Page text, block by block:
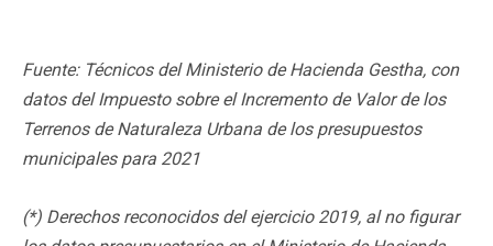
Fuente: Técnicos del Ministerio de Hacienda Gestha, con
datos del Impuesto sobre el Incremento de Valor de los
Terrenos de Naturaleza Urbana de los presupuestos
municipales para 2021
(*) Derechos reconocidos del ejercicio 2019, al no figurar